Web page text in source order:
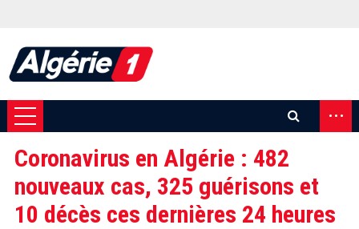
...
Coronavirus en Algérie : 482
nouveaux cas, 325 guérisons et
10 décès ces dernières 24 heures